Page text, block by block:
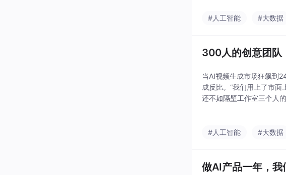
#人工智能
#大数据
300人的创意团队
当AI视频生成市场狂飙到
成反比。“我们用上了市
还不如隔壁工作室三个人
#人工智能
#大数据
做AI产品一年，我